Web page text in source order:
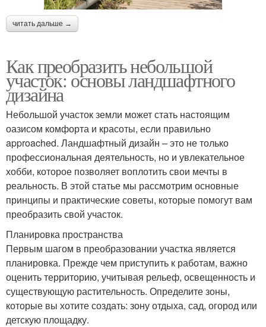
читать дальше →
Как преобразить небольшой
участок: основы ландшафтного
дизайна
Небольшой участок земли может стать настоящим
оазисом комфорта и красоты, если правильно
approached. Ландшафтный дизайн – это не только
профессиональная деятельность, но и увлекательное
хобби, которое позволяет воплотить свои мечты в
реальность. В этой статье мы рассмотрим основные
принципы и практические советы, которые помогут вам
преобразить свой участок.
Планировка пространства
Первым шагом в преобразовании участка является
планировка. Прежде чем приступить к работам, важно
оценить территорию, учитывая рельеф, освещенность и
существующую растительность. Определите зоны,
которые вы хотите создать: зону отдыха, сад, огород или
детскую площадку.